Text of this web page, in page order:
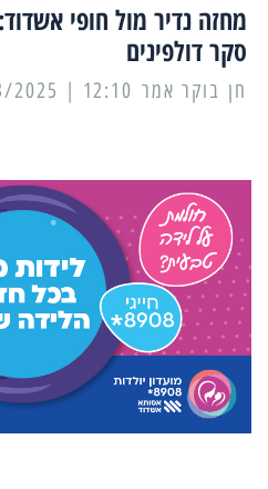
מחזה נדיר מול חופי
סקר דולפינים
12:10 | 30/03/2025